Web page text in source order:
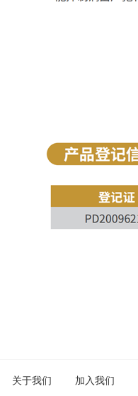
关于我们 加入我们